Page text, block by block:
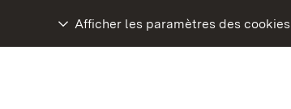
Afficher les paramètres des cookies